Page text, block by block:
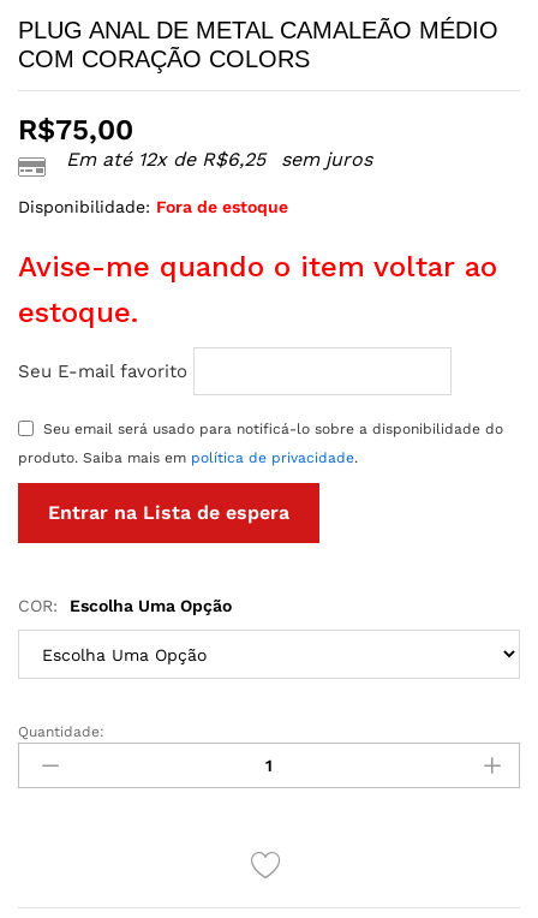
PLUG ANAL DE METAL CAMALEÃO MÉDIO
COM CORAÇÃO COLORS
R$75,00
Em até 12x de R$6,25 sem juros
Disponibilidade: Fora de estoque
Avise-me quando o item voltar ao
estoque.
Seu E-mail favorito
Seu email será usado para notificá-lo sobre a disponibilidade do
produto. Saiba mais em política de privacidade.
COR: Escolha Uma Opção
PLUG
ANAL
DE
Quantidade: